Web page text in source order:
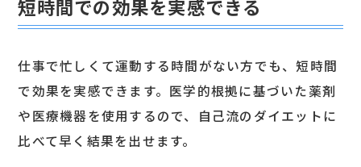
短時間での効果を実感できる
仕事で忙しくて運動する時間がない方でも、短時間
で効果を実感できます。医学的根拠に基づいた薬剤
や医療機器を使用するので、自己流のダイエットに
比べて早く結果を出せます。